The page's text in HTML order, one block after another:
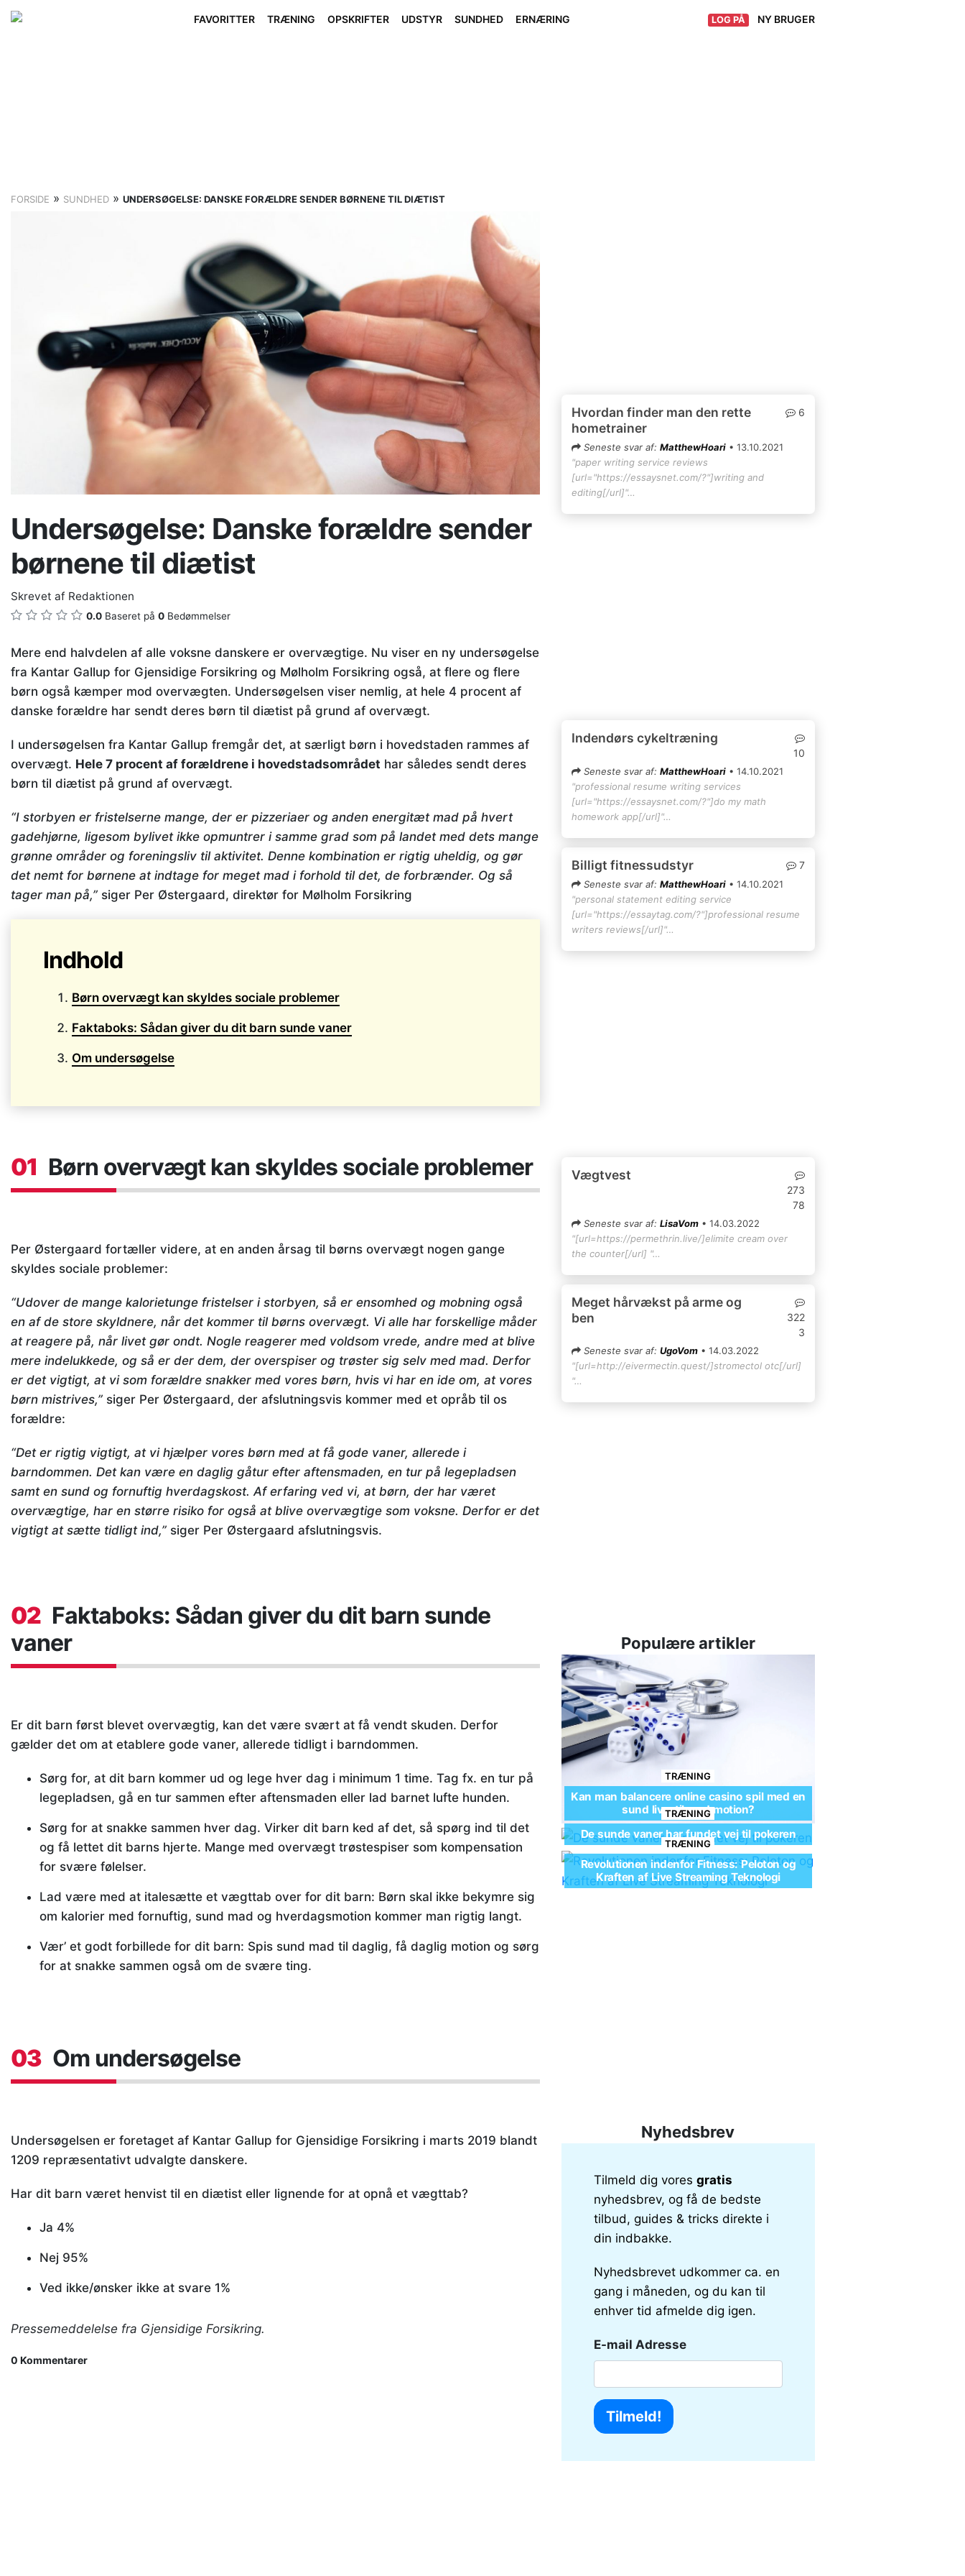
FORSIDE » SUNDHED » UNDERSØGELSE: DANSKE FORÆLDRE SENDER BØRNENE TIL DIÆTIST
Undersøgelse: Danske forældre sender
børnene til diætist
Skrevet af Redaktionen
0.0 Baseret på 0 Bedømmelser
Mere end halvdelen af alle voksne danskere er overvægtige. Nu viser en ny undersøgelse
fra Kantar Gallup for Gjensidige Forsikring og Mølholm Forsikring også, at flere og flere
børn også kæmper mod overvægten. Undersøgelsen viser nemlig, at hele 4 procent af
danske forældre har sendt deres børn til diætist på grund af overvægt.
I undersøgelsen fra Kantar Gallup fremgår det, at særligt børn i hovedstaden rammes af
overvægt. Hele 7 procent af forældrene i hovedstadsområdet har således sendt deres
børn til diætist på grund af overvægt.
“I storbyen er fristelserne mange, der er pizzeriaer og anden energitæt mad på hvert
gadehjørne, ligesom bylivet ikke opmuntrer i samme grad som på landet med dets mange
grønne områder og foreningsliv til aktivitet. Denne kombination er rigtig uheldig, og gør
det nemt for børnene at indtage for meget mad i forhold til det, de forbrænder. Og så
tager man på,” siger Per Østergaard, direktør for Mølholm Forsikring
Indhold
Børn overvægt kan skyldes sociale problemer
Faktaboks: Sådan giver du dit barn sunde vaner
Om undersøgelse
01 Børn overvægt kan skyldes sociale problemer
Per Østergaard fortæller videre, at en anden årsag til børns overvægt nogen gange
skyldes sociale problemer:
“Udover de mange kalorietunge fristelser i storbyen, så er ensomhed og mobning også
en af de store skyldnere, når det kommer til børns overvægt. Vi alle har forskellige måder
at reagere på, når livet gør ondt. Nogle reagerer med voldsom vrede, andre med at blive
mere indelukkede, og så er der dem, der overspiser og trøster sig selv med mad. Derfor
er det vigtigt, at vi som forældre snakker med vores børn, hvis vi har en ide om, at vores
børn mistrives,” siger Per Østergaard, der afslutningsvis kommer med et opråb til os
forældre:
“Det er rigtig vigtigt, at vi hjælper vores børn med at få gode vaner, allerede i
barndommen. Det kan være en daglig gåtur efter aftensmaden, en tur på legepladsen
samt en sund og fornuftig hverdagskost. Af erfaring ved vi, at børn, der har været
overvægtige, har en større risiko for også at blive overvægtige som voksne. Derfor er det
vigtigt at sætte tidligt ind,” siger Per Østergaard afslutningsvis.
02 Faktaboks: Sådan giver du dit barn sunde
vaner
Er dit barn først blevet overvægtig, kan det være svært at få vendt skuden. Derfor
gælder det om at etablere gode vaner, allerede tidligt i barndommen.
Sørg for, at dit barn kommer ud og lege hver dag i minimum 1 time. Tag fx. en tur på
legepladsen, gå en tur sammen efter aftensmaden eller lad barnet lufte hunden.
Sørg for at snakke sammen hver dag. Virker dit barn ked af det, så spørg ind til det
og få lettet dit barns hjerte. Mange med overvægt trøstespiser som kompensation
for svære følelser.
Lad være med at italesætte et vægttab over for dit barn: Børn skal ikke bekymre sig
om kalorier med fornuftig, sund mad og hverdagsmotion kommer man rigtig langt.
Vær’ et godt forbillede for dit barn: Spis sund mad til daglig, få daglig motion og sørg
for at snakke sammen også om de svære ting.
03 Om undersøgelse
Undersøgelsen er foretaget af Kantar Gallup for Gjensidige Forsikring i marts 2019 blandt
1209 repræsentativt udvalgte danskere.
Har dit barn været henvist til en diætist eller lignende for at opnå et vægttab?
Ja 4%
Nej 95%
Ved ikke/ønsker ikke at svare 1%
Pressemeddelelse fra Gjensidige Forsikring.
0 Kommentarer
Hvordan finder man den rette
hometrainer
6
Seneste svar af: MatthewHoari• 13.10.2021
"paper writing service reviews
[url="https://essaysnet.com/?"]writing and
editing[/url]"…
Indendørs cykeltræning
10
Seneste svar af: MatthewHoari• 14.10.2021
"professional resume writing services
[url="https://essaysnet.com/?"]do my math
homework app[/url]"…
Billigt fitnessudstyr 7
Seneste svar af: MatthewHoari• 14.10.2021
"personal statement editing service
[url="https://essaytag.com/?"]professional resume
writers reviews[/url]"…
Vægtvest
273
78
Seneste svar af: LisaVom• 14.03.2022
"[url=https://permethrin.live/]elimite cream over
the counter[/url] "…
Meget hårvækst på arme og
ben
322
3
Seneste svar af: UgoVom• 14.03.2022
"[url=http://eivermectin.quest/]stromectol otc[/url]
"…
Populære artikler
TRÆNING
Kan man balancere online casino spil med en
sund livsstil med motion?
TRÆNING
De sunde vaner har fundet vej til pokeren
TRÆNING
Revolutionen indenfor Fitness: Peloton og
Kraften af Live Streaming Teknologi
Nyhedsbrev
Tilmeld dig vores gratis
nyhedsbrev, og få de bedste
tilbud, guides & tricks direkte i
din indbakke.
Nyhedsbrevet udkommer ca. en
gang i måneden, og du kan til
enhver tid afmelde dig igen.
E-mail Adresse
FAVORITTER TRÆNING OPSKRIFTER UDSTYR SUNDHED ERNÆRING NY BRUGER
LOG PÅ